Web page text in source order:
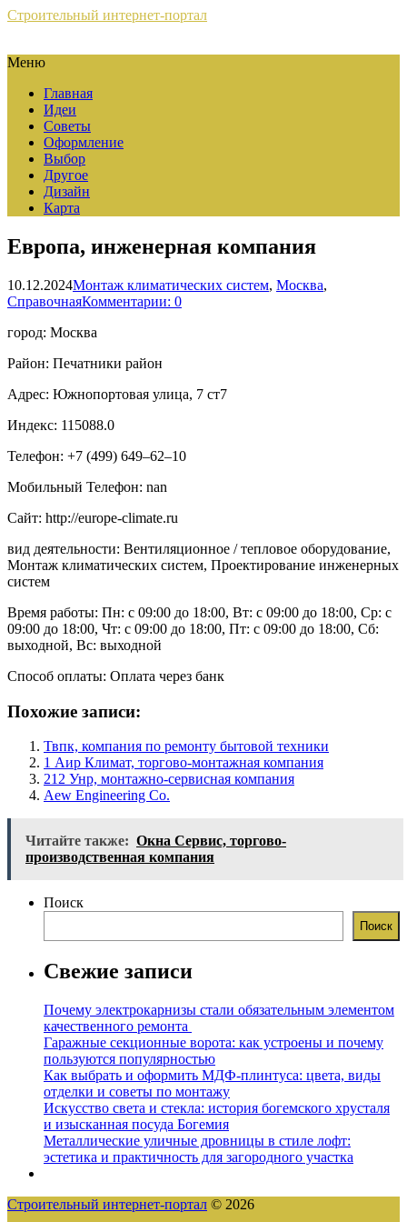
Строительный интернет-портал
Меню
Главная
Идеи
Советы
Оформление
Выбор
Другое
Дизайн
Карта
Европа, инженерная компания
10.12.2024Монтаж климатических систем, Москва,
СправочнаяКомментарии: 0
город: Москва
Район: Печатники район
Адрес: Южнопортовая улица, 7 ст7
Индекс: 115088.0
Телефон: +7 (499) 649‒62‒10
Мобильный Телефон: nan
Сайт: http://europe-climate.ru
вид деятельности: Вентиляционное / тепловое оборудование,
Монтаж климатических систем, Проектирование инженерных
систем
Время работы: Пн: с 09:00 до 18:00, Вт: с 09:00 до 18:00, Ср: с
09:00 до 18:00, Чт: с 09:00 до 18:00, Пт: с 09:00 до 18:00, Сб:
выходной, Вс: выходной
Способ оплаты: Оплата через банк
Похожие записи:
Твпк, компания по ремонту бытовой техники
1 Аир Климат, торгово-монтажная компания
212 Унр, монтажно-сервисная компания
Aew Engineering Co.
Читайте также: Окна Сервис, торгово-
производственная компания
Поиск
Поиск
Свежие записи
Почему электрокарнизы стали обязательным элементом
качественного ремонта
Гаражные секционные ворота: как устроены и почему
пользуются популярностью
Как выбрать и оформить МДФ-плинтуса: цвета, виды
отделки и советы по монтажу
Искусство света и стекла: история богемского хрусталя
и изысканная посуда Богемия
Металлические уличные дровницы в стиле лофт:
эстетика и практичность для загородного участка
Строительный интернет-портал © 2026